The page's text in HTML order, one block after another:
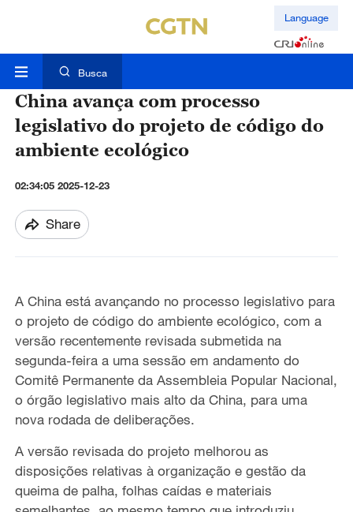
Language
Busca
China avança com processo
legislativo do projeto de código do
ambiente ecológico
02:34:05 2025-12-23
Share
A China está avançando no processo legislativo para
o projeto de código do ambiente ecológico, com a
versão recentemente revisada submetida na
segunda-feira a uma sessão em andamento do
Comitê Permanente da Assembleia Popular Nacional,
o órgão legislativo mais alto da China, para uma
nova rodada de deliberações.
A versão revisada do projeto melhorou as
disposições relativas à organização e gestão da
queima de palha, folhas caídas e materiais